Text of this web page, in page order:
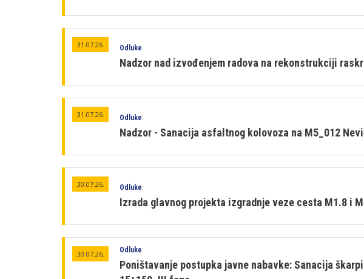
31.07.26. Odluke
Nadzor nad izvođenjem radova na rekonstrukciji
31.07.26. Odluke
Nadzor - Sanacija asfaltnog kolovoza na M5_012
30.07.26. Odluke
Izrada glavnog projekta izgradnje veze cesta M1.8 i
30.07.26. Odluke
Poništavanje postupka javne nabavke: Sanacija